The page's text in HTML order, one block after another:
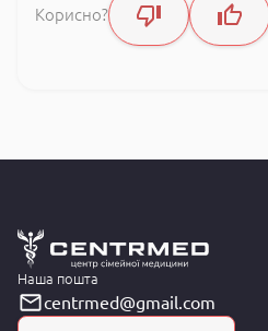
Корисно?
Наша пошта
centrmed@gmail.com